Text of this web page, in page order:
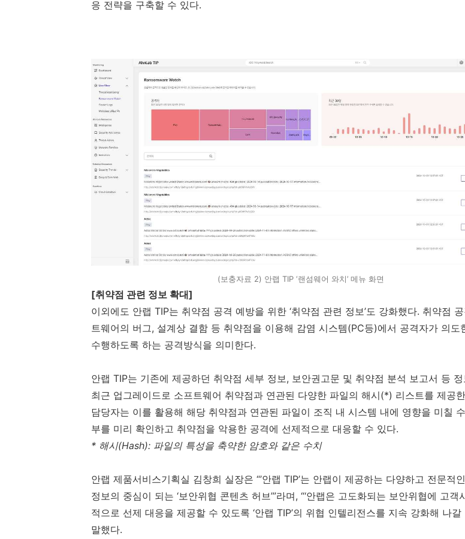
응 전략을 구축할 수 있다.
(보충자료 2) 안랩 TIP ‘랜섬웨어 와치’ 메뉴 화면
[취약점 관련 정보 확대]
이외에도 안랩 TIP는 취약점 공격 예방을 위한 ‘취약점 관련 정보’도 강화했다. 취약점
트웨어의 버그, 설계상 결함 등 취약점을 이용해 감염 시스템(PC등)에서 공격자가 의도
수행하도록 하는 공격방식을 의미한다.
안랩 TIP는 기존에 제공하던 취약점 세부 정보, 보안권고문 및 취약점 분석 보고서 등
최근 업그레이드로 소프트웨어 취약점과 연관된 다양한 파일의 해시(*) 리스트를 제공
담당자는 이를 활용해 해당 취약점과 연관된 파일이 조직 내 시스템 내에 영향을 미칠
부를 미리 확인하고 취약점을 악용한 공격에 선제적으로 대응할 수 있다.
* 해시(Hash): 파일의 특성을 축약한 암호와 같은 수치
안랩 제품서비스기획실 김창희 실장은 “’안랩 TIP’는 안랩이 제공하는 다양하고 전문적
정보의 중심이 되는 ‘보안위협 콘텐츠 허브’”라며, “‘안랩은 고도화되는 보안위협에 고객
적으로 선제 대응을 제공할 수 있도록 ‘안랩 TIP’의 위협 인텔리전스를 지속 강화해 나갈
말했다.